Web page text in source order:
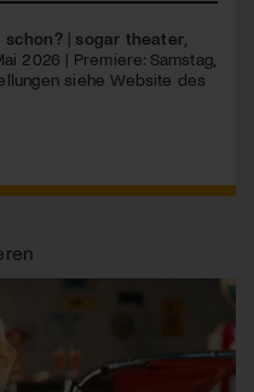
schon?| sogar theater,
2026 | Premiere: Samstag,
siehe Website des